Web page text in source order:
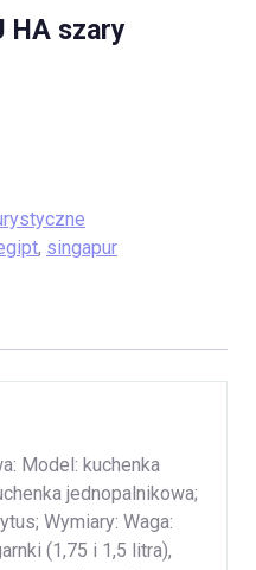
HA szary
, singapur
Model: kuchenka
jednopalnikowa;
Wymiary: Waga:
(1,75 i 1,5 litra),